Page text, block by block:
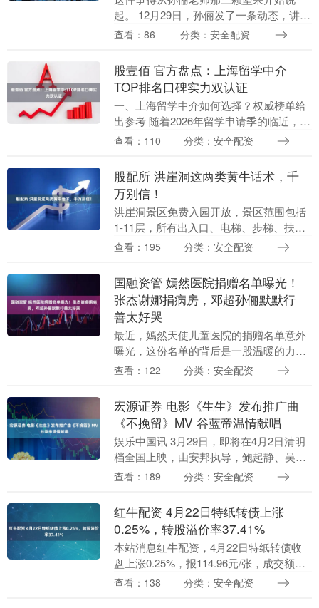
起。 12月29日，孙俪发了一条动态，讲述
自己拍夜戏工作结束很晚，肚子有点饿，
竟然是三颗坚....
查看：86 分类：安全配资
股壹佰 官方盘点：上海留学中介
TOP排名口碑实力双认证
一、上海留学中介如何选择？权威榜单给
出参考 随着2026年留学申请季的临近，许
多上海学生与家庭开始在网络上高频搜
机构排名....
查看：110 分类：安全配资
股配所 洪崖洞这两类黄牛话术，千
万别信！
洪崖洞景区免费入园开放，景区范围包括
1-11层，所有出入口、电梯、步梯、扶梯
均无需付费使用。 在洪崖洞景区遇到疑问
生人的“收....
查看：195 分类：安全配资
国融资管 嫣然医院捐赠名单曝光！
张杰谢娜捐病房，邓超孙俪默默行
善太好哭
最近，嫣然天使儿童医院的捐赠名单意外
曝光，这份名单的背后是一股温暖的力
量，让整个网络瞬间被感动到。原来，这
位，张杰和谢娜夫妻....
查看：122 分类：安全配资
宏源证券 电影《生生》发布推广曲
《不挽留》MV 谷蓝帝温情献唱
娱乐中国讯 3月29日，即将在4月2日清明
档全国上映，由安邦执导，鲍起静、吴至
璿、严艺文、蔡亘晏等主演的电影《生
《不挽留》由....
查看：189 分类：安全配资
红牛配资 4月22日特纸转债上涨
0.25%，转股溢价率37.41%
本站消息红牛配资，4月22日特纸转债收
盘上涨0.25%，报114.96元/张，成交额
2109.7万元，转股溢价率37.41%。 资料显
查看：138 分类：安全配资